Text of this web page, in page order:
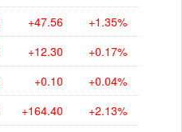
+47.56 +1.35%
+12.30 +0.17%
+0.10 +0.04%
+164.40 +2.13%